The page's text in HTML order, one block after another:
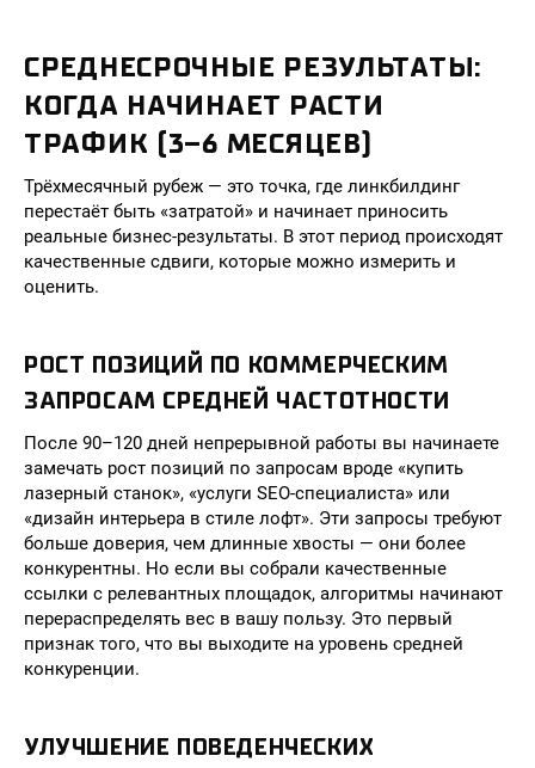
СРЕДНЕСРОЧНЫЕ РЕЗУЛЬТАТЫ:
КОГДА НАЧИНАЕТ РАСТИ
ТРАФИК (3–6 МЕСЯЦЕВ)
Трёхмесячный рубеж — это точка, где линкбилдинг
перестаёт быть «затратой» и начинает приносить
реальные бизнес-результаты. В этот период происходят
качественные сдвиги, которые можно измерить и
оценить.
РОСТ ПОЗИЦИЙ ПО КОММЕРЧЕСКИМ
ЗАПРОСАМ СРЕДНЕЙ ЧАСТОТНОСТИ
После 90–120 дней непрерывной работы вы начинаете
замечать рост позиций по запросам вроде «купить
лазерный станок», «услуги SEO-специалиста» или
«дизайн интерьера в стиле лофт». Эти запросы требуют
больше доверия, чем длинные хвосты — они более
конкурентны. Но если вы собрали качественные
ссылки с релевантных площадок, алгоритмы начинают
перераспределять вес в вашу пользу. Это первый
признак того, что вы выходите на уровень средней
конкуренции.
УЛУЧШЕНИЕ ПОВЕДЕНЧЕСКИХ